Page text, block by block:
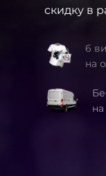
6
на
скидку в